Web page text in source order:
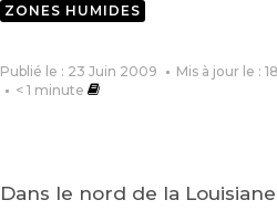
ZONES HUMIDES
Publié le : 23 Juin 2009
Mis à jour le :
< 1 minute
Dans le nord de la